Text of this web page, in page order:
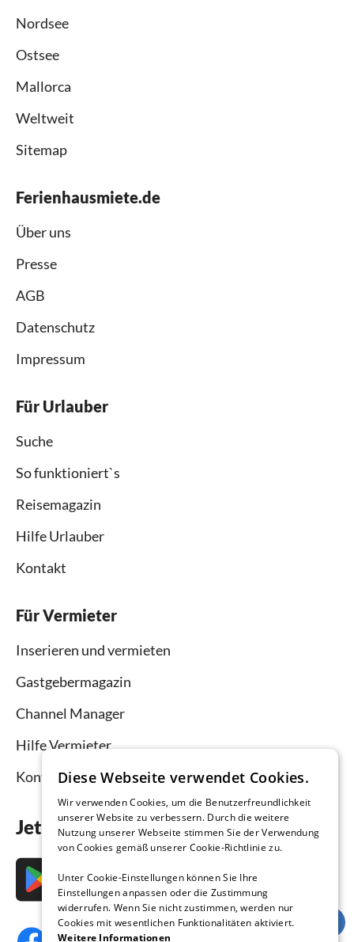
Nordsee
Ostsee
Mallorca
Weltweit
Sitemap
Ferienhausmiete.de
Über uns
Presse
AGB
Datenschutz
Impressum
Für Urlauber
Suche
So funktioniert`s
Reisemagazin
Hilfe Urlauber
Kontakt
Für Vermieter
Inserieren und vermieten
Gastgebermagazin
Channel Manager
Hilfe Vermieter
Kontakt
Jetzt die App downloaden
Diese Webseite verwendet Cookies.
Wir verwenden Cookies, um die Benutzerfreundlichkeit
unserer Website zu verbessern. Durch die weitere
Nutzung unserer Webseite stimmen Sie der Verwendung
von Cookies gemäß unserer Cookie-Richtlinie zu.
Unter Cookie-Einstellungen können Sie Ihre
Einstellungen anpassen oder die Zustimmung
widerrufen. Wenn Sie nicht zustimmen, werden nur
Cookies mit wesentlichen Funktionalitäten aktiviert.
Weitere Informationen